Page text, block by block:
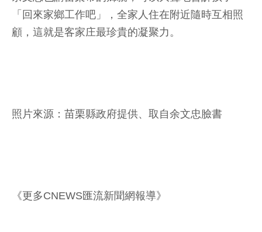
「回來家鄉工作吧」，全家人住在附近隨時互相照
顧，這就是客家庄最珍貴的凝聚力。
照片來源：苗栗縣政府提供、取自余文忠臉書
《更多CNEWS匯流新聞網報導》